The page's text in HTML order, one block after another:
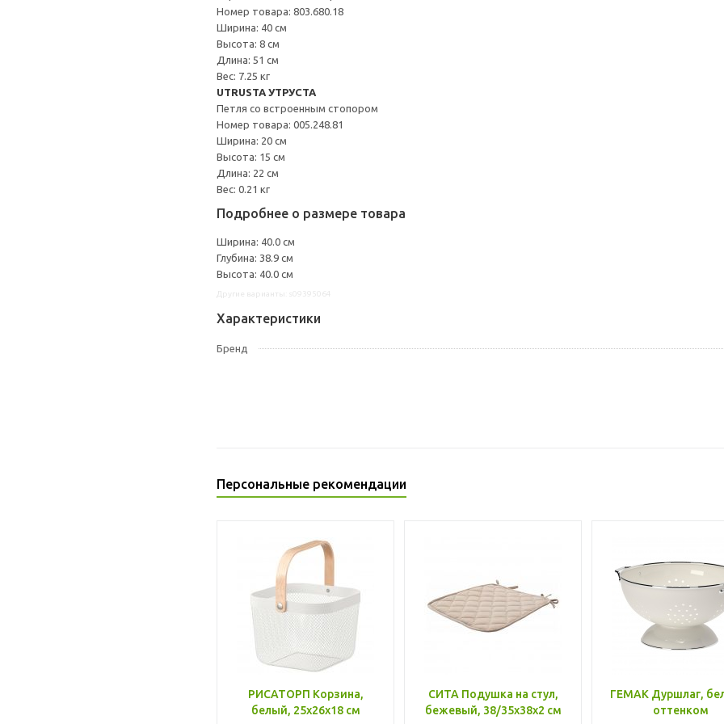
Номер товара: 803.680.18
Ширина: 40 см
Высота: 8 см
Длина: 51 см
Вес: 7.25 кг
UTRUSTA УТРУСТА
Петля со встроенным стопором
Номер товара: 005.248.81
Ширина: 20 см
Высота: 15 см
Длина: 22 см
Вес: 0.21 кг
Подробнее о размере товара
Ширина: 40.0 см
Глубина: 38.9 см
Высота: 40.0 см
Характеристики
Бренд
Персональные рекомендации
РИСАТОРП Корзина,
белый, 25x26x18 см
СИТА Подушка на стул,
бежевый, 38/35x38x2 см
ГЕМАК Дуршлаг,
оттенком